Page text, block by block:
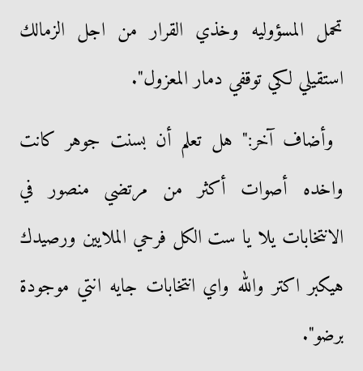
تحمل المسؤوليه وخذي القرار من اجل الزمالك
استقيلي لكي توقفي دمار المعزول".
وأضاف آخر:" هل تعلم أن بسنت جوهر كانت
واخده أصوات أكثر من مرتضي منصور في
الانتخابات يلا يا ست الكل فرحي الملايين ورصيدك
هيكبر اكتر والله واي انتخابات جايه انتي موجودة
برضو".